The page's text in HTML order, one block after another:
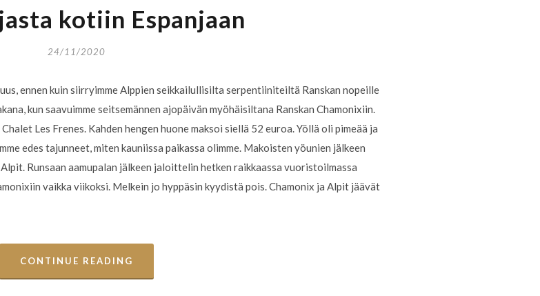
kotiin Espanjaan
24/11/2020
ennen kuin siirryimme Alppien seikkailullisilta serpentiiniteiltä Ranskan nopeille
kun saavuimme seitsemännen ajopäivän myöhäisiltana Ranskan Chamonixiin.
Les Frenes. Kahden hengen huone maksoi siellä 52 euroa. Yöllä oli pimeää ja
edes tajunneet, miten kauniissa paikassa olimme. Makoisten yöunien jälkeen
Runsaan aamupalan jälkeen jaloittelin hetken raikkaassa vuoristoilmassa
vaikka viikoksi. Melkein jo hyppäsin kyydistä pois. Chamonix ja Alpit jäävät
CONTINUE READING